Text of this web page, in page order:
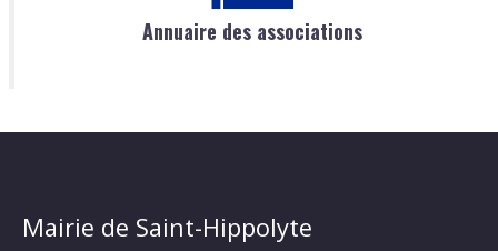
Annuaire des associations
Mairie de Saint-Hippolyte